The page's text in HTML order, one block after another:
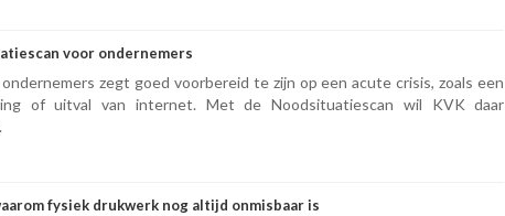
voor ondernemers
zegt goed voorbereid te zijn op een acute crisis, zoals een
of uitval van internet. Met de Noodsituatiescan wil KVK daar
fysiek drukwerk nog altijd onmisbaar is